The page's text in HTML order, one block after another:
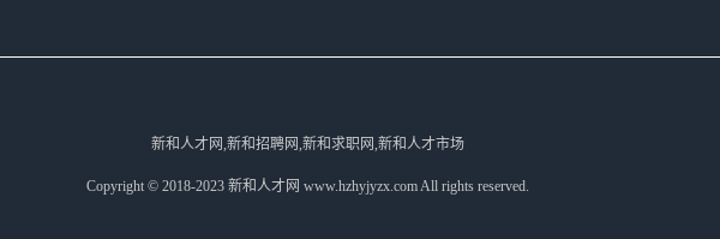
新和人才网,新和招聘网,新和求职网,新和人才市场
Copyright © 2018-2023 新和人才网 www.hzhyjyzx.com All rights reserved.